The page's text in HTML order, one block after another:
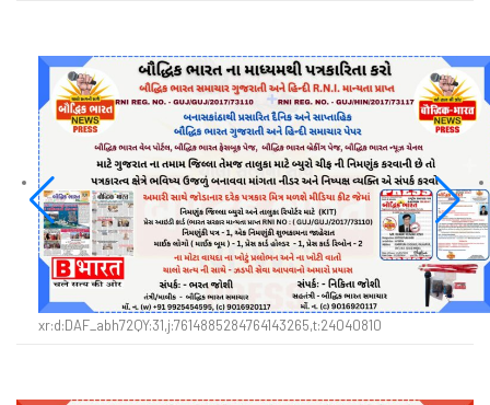
xr:d:DAF_abh72QY:31,j:7614885284764143265,t:24040810